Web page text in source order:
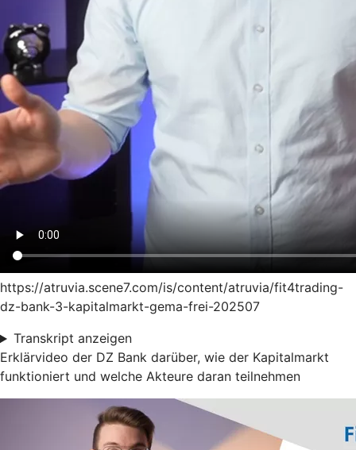
https://atruvia.scene7.com/is/content/atruvia/fit4trading-
dz-bank-3-kapitalmarkt-gema-frei-202507
Transkript anzeigen
Erklärvideo der DZ Bank darüber, wie der Kapitalmarkt
funktioniert und welche Akteure daran teilnehmen